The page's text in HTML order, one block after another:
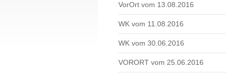
VorOrt vom 13.08.2016
WK vom 11.08.2016
WK vom 30.06.2016
VORORT vom 25.06.2016